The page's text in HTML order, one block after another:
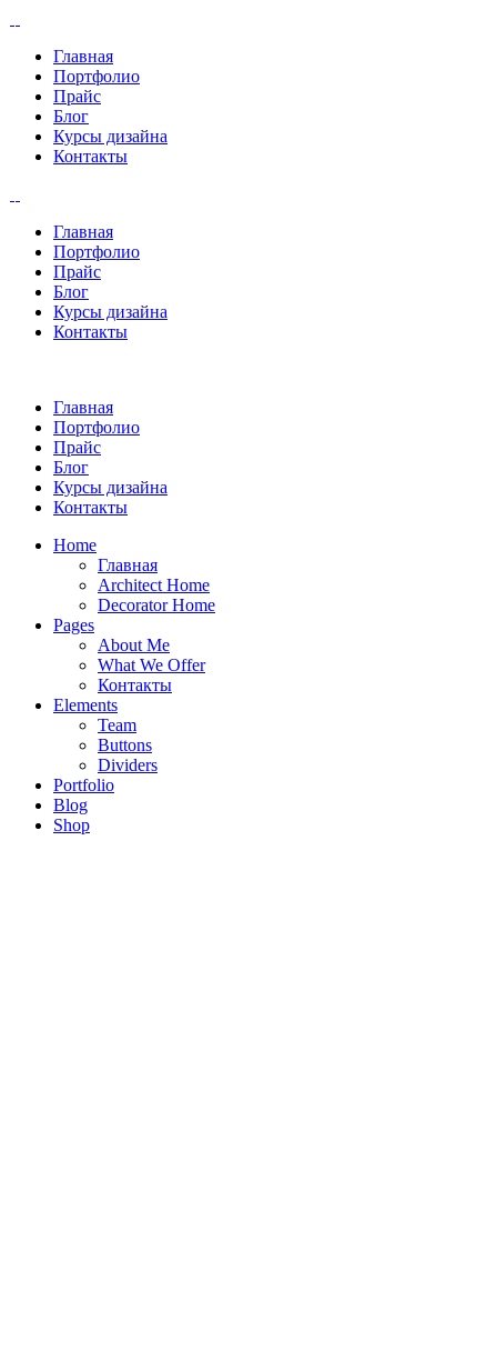
Главная
Портфолио
Прайс
Блог
Курсы дизайна
Контакты
Главная
Портфолио
Прайс
Блог
Курсы дизайна
Контакты
Главная
Портфолио
Прайс
Блог
Курсы дизайна
Контакты
Home
Главная
Architect Home
Decorator Home
Pages
About Me
What We Offer
Контакты
Elements
Team
Buttons
Dividers
Portfolio
Blog
Shop
ЖК. Отрада